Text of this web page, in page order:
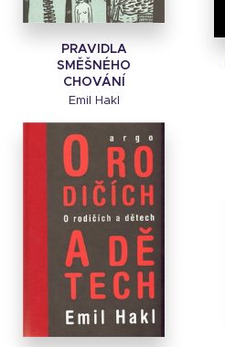
PRAVIDLA
SMĚŠNÉHO
CHOVÁNÍ
Emil Hakl